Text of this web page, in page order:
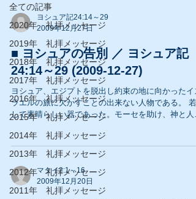
全ての記事
2020年 礼拝メッセージ
2019年 礼拝メッセージ
2018年 礼拝メッセージ
2017年 礼拝メッセージ
2016年 礼拝メッセージ
2015年 礼拝メッセージ
2014年 礼拝メッセージ
2013年 礼拝メッセージ
2012年 礼拝メッセージ
2011年 礼拝メッセージ
ヨシュア記24:14～29
2009年12月27日
■ ヨシュアの告別 ／ ヨシュア記
24:14～29 (2009-12-27)
ヨシュア、エジプトを脱出し約束の地に向かったイ
ラエルの旅に欠かすことの出来ない人物である。 若く
して素晴らしい器であった。モーセを助け、神と人
った。 強い性格と意思を持つ人においては、神にへり
くだることは容易いことでは...
マタイ2:1～16
2009年12月20日